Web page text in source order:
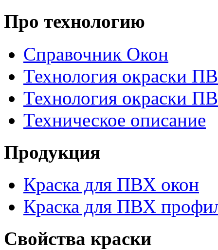
Про технологию
Справочник Окон
Технология окраски
Технология окраски
Техническое описание
Продукция
Краска для ПВХ окон
Краска для ПВХ
Свойства краски